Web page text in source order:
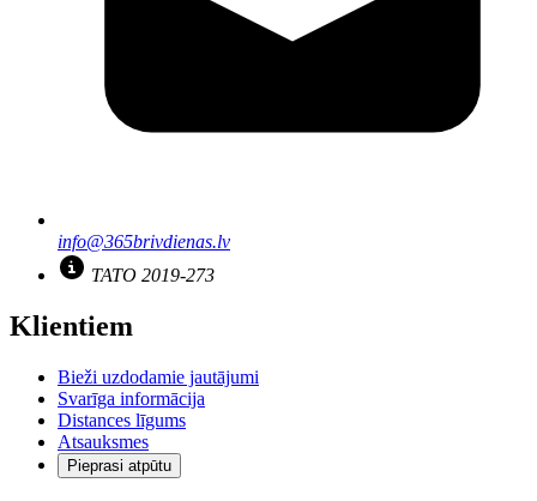
info@365brivdienas.lv
TATO 2019-273
Klientiem
Bieži uzdodamie jautājumi
Svarīga informācija
Distances līgums
Atsauksmes
Pieprasi atpūtu